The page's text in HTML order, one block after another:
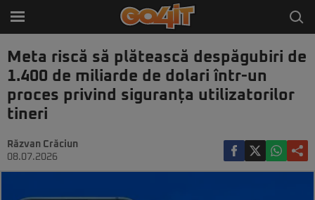
Meta riscă să plătească despăgubiri de
1.400 de miliarde de dolari într-un
proces privind siguranța utilizatorilor
tineri
Răzvan Crăciun
08.07.2026